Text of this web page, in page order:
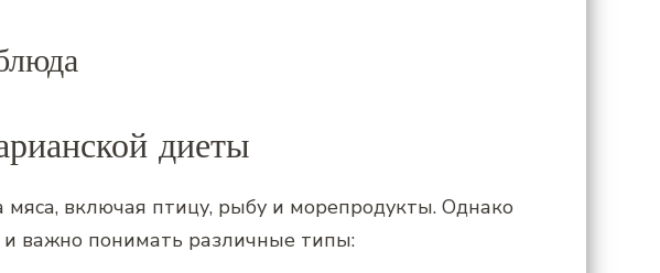
диеты
включая птицу, рыбу и морепродукты. Однако
важно понимать различные типы: